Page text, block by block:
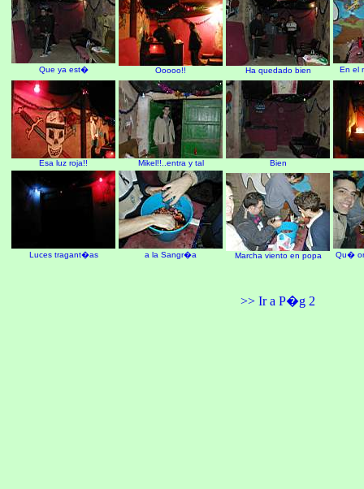
Que ya est� Ooooo!! Ha quedado bien En el
Esa luz roja!! Mikel!!..entra y tal Bien
Luces tragant�as a la Sangr�a Marcha viento en popa Qu�
>> Ir a P�g 2